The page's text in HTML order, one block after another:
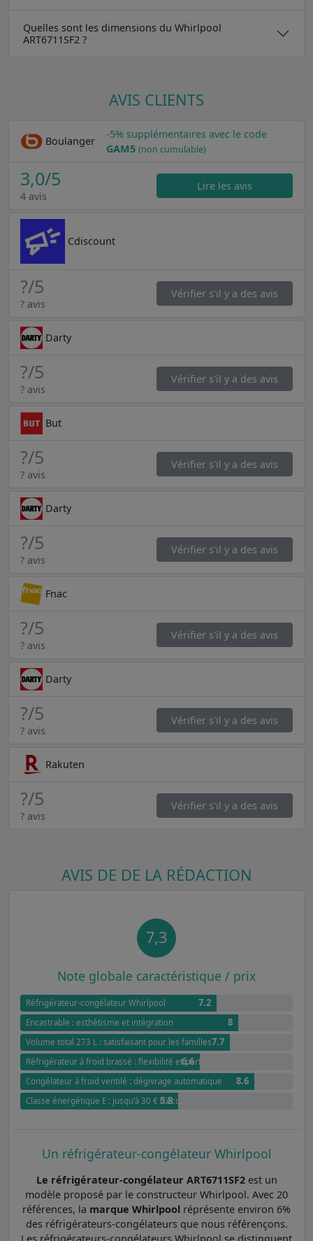
Quelles sont les dimensions du Whirlpool
ART6711SF2 ?
AVIS CLIENTS
Boulanger
-5% supplémentaires avec le code
GAM5 (non cumulable)
3,0/5
4 avis
Lire les avis
Cdiscount
?/5
? avis
Vérifier s'il y a des avis
Darty
?/5
? avis
Vérifier s'il y a des avis
But
?/5
? avis
Vérifier s'il y a des avis
Darty
?/5
? avis
Vérifier s'il y a des avis
Fnac
?/5
? avis
Vérifier s'il y a des avis
Darty
?/5
? avis
Vérifier s'il y a des avis
Rakuten
?/5
? avis
Vérifier s'il y a des avis
AVIS DE DE LA RÉDACTION
7,3
Note globale caractéristique / prix
Réfrigérateur-congélateur Whirlpool 7.2
Encastrable : esthétisme et intégration 8
Volume total 273 L : satisfaisant pour les familles7.7
Réfrigérateur à froid brassé : flexibilité et performance
6.6
Congélateur à froid ventilé : dégivrage automatique 8.6
Classe énergétique E : jusqu'à 30 € d'économies annuel par rapport à G
5.8
Un réfrigérateur-congélateur Whirlpool
Le réfrigérateur-congélateur ART6711SF2est un
modèle proposé par le constructeur Whirlpool. Avec 20
références, la marque Whirlpool réprésente environ 6%
des réfrigérateurs-congélateurs que nous référençons.
Les réfrigérateurs-congélateurs Whirlpool se distinguent